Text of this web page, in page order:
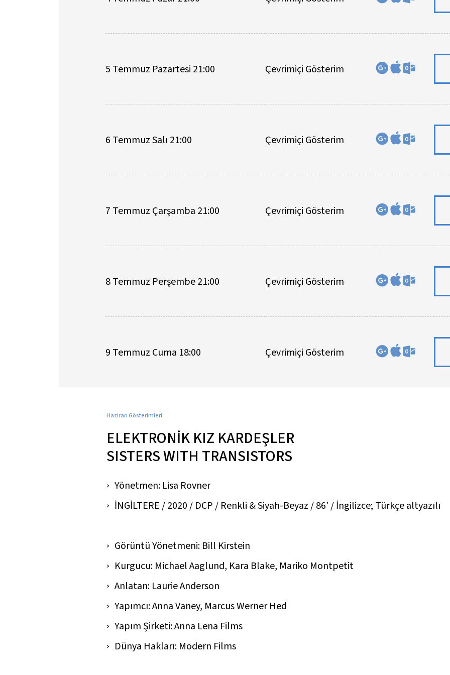
5 Temmuz Pazartesi 21:00 Çevrimiçi Gösterim
6 Temmuz Salı 21:00 Çevrimiçi Gösterim
7 Temmuz Çarşamba 21:00 Çevrimiçi Gösterim
8 Temmuz Perşembe 21:00 Çevrimiçi Gösterim
9 Temmuz Cuma 18:00 Çevrimiçi Gösterim
Haziran Gösterimleri
ELEKTRONİK KIZ KARDEŞLER
SISTERS WITH TRANSISTORS
Yönetmen: Lisa Rovner
İNGİLTERE / 2020 / DCP / Renkli & Siyah-Beyaz / 86’ / İngilizce; Türkçe altyazılı
Görüntü Yönetmeni: Bill Kirstein
Kurgucu: Michael Aaglund, Kara Blake, Mariko Montpetit
Anlatan: Laurie Anderson
Yapımcı: Anna Vaney, Marcus Werner Hed
Yapım Şirketi: Anna Lena Films
Dünya Hakları: Modern Films